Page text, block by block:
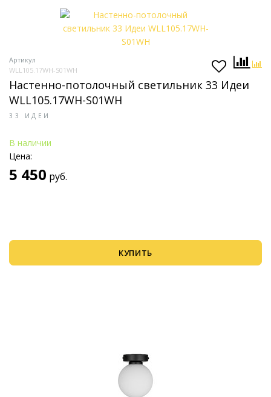
Артикул
WLL105.17WH-S01WH
Настенно-потолочный светильник 33 Идеи
WLL105.17WH-S01WH
33 ИДЕИ
В наличии
Цена:
5 450 руб.
КУПИТЬ